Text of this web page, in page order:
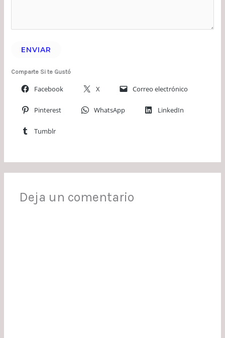
ENVIAR
Comparte Si te Gustó
Facebook X Correo electrónico
Pinterest WhatsApp LinkedIn
Tumblr
Deja un comentario